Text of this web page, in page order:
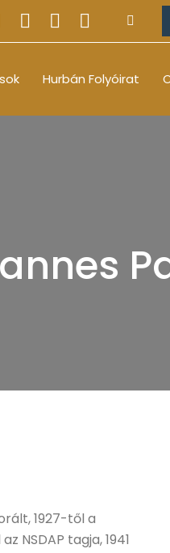
Hurbán Folyóirat
1927-től a
NSDAP tagja, 1941